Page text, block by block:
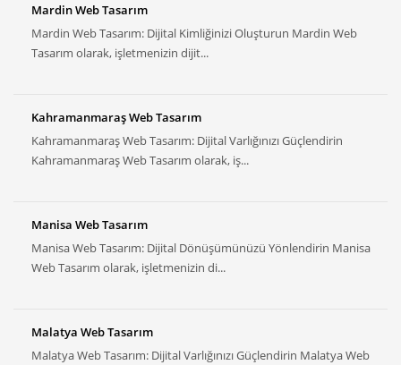
Mardin Web Tasarım
Mardin Web Tasarım: Dijital Kimliğinizi Oluşturun Mardin Web
Tasarım olarak, işletmenizin dijit...
Kahramanmaraş Web Tasarım
Kahramanmaraş Web Tasarım: Dijital Varlığınızı Güçlendirin
Kahramanmaraş Web Tasarım olarak, iş...
Manisa Web Tasarım
Manisa Web Tasarım: Dijital Dönüşümünüzü Yönlendirin Manisa
Web Tasarım olarak, işletmenizin di...
Malatya Web Tasarım
Malatya Web Tasarım: Dijital Varlığınızı Güçlendirin Malatya Web